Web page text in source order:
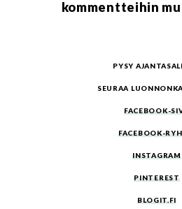
kommentteihin
PYSY
SEURAA
FACEBOOK-
FACEBOOK-
INSTAGRAM
PINTEREST
BLOGIT.FI